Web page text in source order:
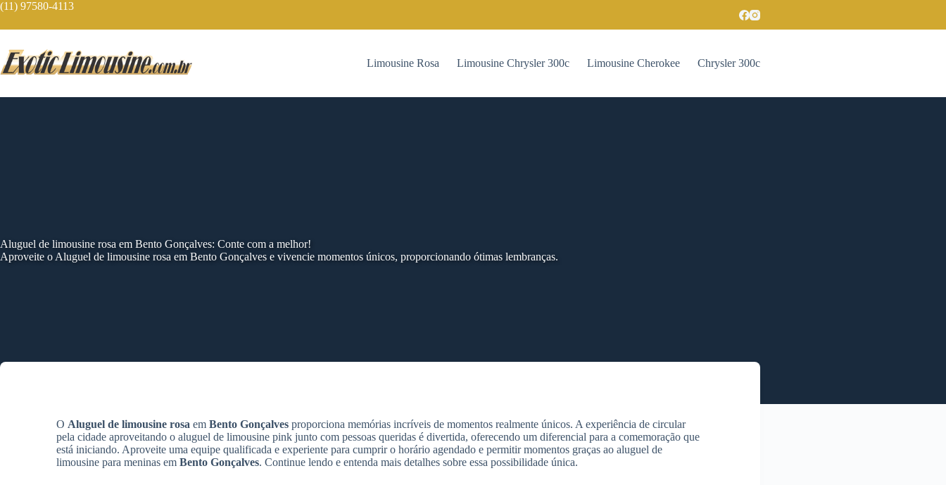
Skip
content
(11) 97580-4113
Limousine Rosa Limousine Chrysler 300c Limousine Cherokee Chrysler 300c
Aluguel de limousine rosa em Bento Gonçalves: Conte com a melhor!
Aproveite o Aluguel de limousine rosa em Bento Gonçalves e vivencie momentos únicos, proporcionando ótimas lembranças.
O Aluguel de limousine rosa em Bento Gonçalves proporciona memórias incríveis de momentos realmente únicos. A experiência de circular
pela cidade aproveitando o aluguel de limousine pink junto com pessoas queridas é divertida, oferecendo um diferencial para a comemoração que
está iniciando. Aproveite uma equipe qualificada e experiente para cumprir o horário agendado e permitir momentos graças ao aluguel de
limousine para meninas em Bento Gonçalves. Continue lendo e entenda mais detalhes sobre essa possibilidade única.